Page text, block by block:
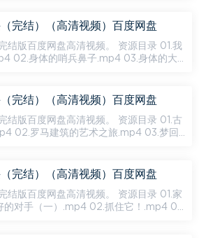
完结）（高清视频）百度网盘
结版百度网盘高清视频。 资源目录 01.我
02.身体的哨兵鼻子.mp4 03.身体的大
完结）（高清视频）百度网盘
结版百度网盘高清视频。 资源目录 01.古
02.罗马建筑的艺术之旅.mp4 03.梦回
完结）（高清视频）百度网盘
结版百度网盘高清视频。 资源目录 01.家
的对手（一）.mp4 02.抓住它！.mp4 03.